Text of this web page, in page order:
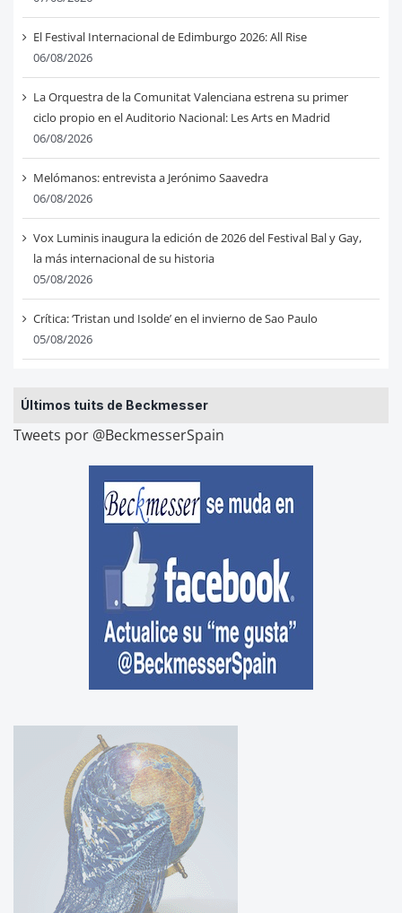
El Festival Internacional de Edimburgo 2026: All Rise
06/08/2026
La Orquestra de la Comunitat Valenciana estrena su primer
ciclo propio en el Auditorio Nacional: Les Arts en Madrid
06/08/2026
Melómanos: entrevista a Jerónimo Saavedra
06/08/2026
Vox Luminis inaugura la edición de 2026 del Festival Bal y Gay,
la más internacional de su historia
05/08/2026
Crítica: ‘Tristan und Isolde’ en el invierno de Sao Paulo
05/08/2026
Últimos tuits de Beckmesser
Tweets por @BeckmesserSpain